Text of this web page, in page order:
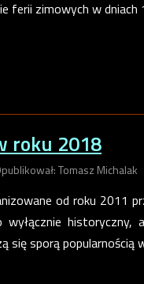
ferii zimowych w dniach
roku 2018
Tomasz Michalak
od roku 2011
wyłącznie historyczny,
się sporą